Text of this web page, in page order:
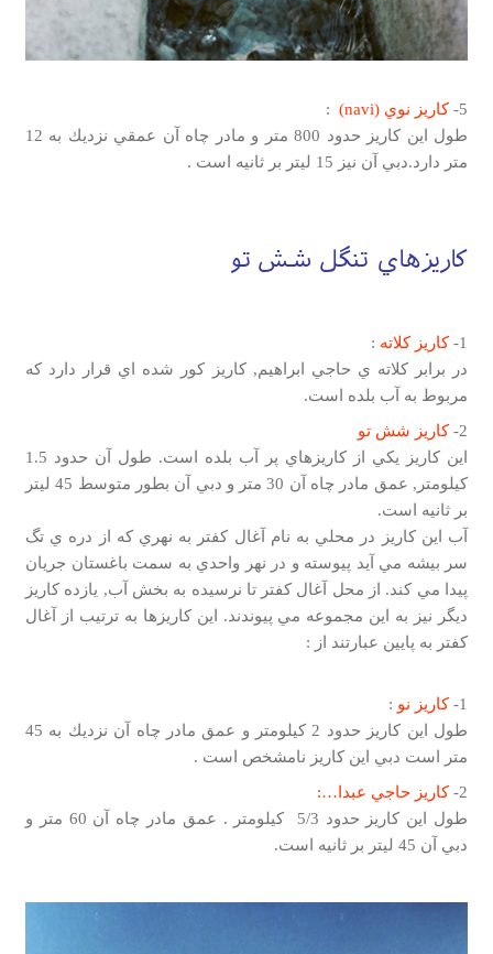
5- كاريز نوي (navi)
:
طول اين كاريز حدود 800 متر و مادر چاه آن عمقي نزديك به 12
متر دارد.دبي آن نيز 15 ليتر بر ثانيه است .
كاريزهاي تنگل شش تو
1- كاريز كلاته :
در برابر كلاته ي حاجي ابراهيم, كاريز كور شده اي قرار دارد كه
مربوط به آب بلده است.
2-
كاريز شش تو
اين كاريز يكي از كاريزهاي پر آب بلده است. طول آن حدود 1.5
كيلومتر, عمق مادر چاه آن 30 متر و دبي آن بطور متوسط 45 ليتر
بر ثانيه است.
آب اين كاريز در محلي به نام آغال كفتر به نهري كه از دره ي تگ
سر بيشه مي آيد پيوسته و در نهر واحدي به سمت باغستان جريان
پيدا مي كند. از محل آغال كفتر تا نرسيده به بخش آب, يازده كاريز
ديگر نيز به اين مجموعه مي پيوندند. اين كاريزها به ترتيب از آغال
كفتر به پايين عبارتند از :
1- كاريز نو :
طول اين كاريز حدود 2 كيلومتر و عمق مادر چاه آن نزديك به 45
متر است دبي اين كاريز نامشخص است .
2-
كاريز حاجي عبدا…:
طول اين كاريز حدود 5/3 كيلومتر . عمق مادر چاه آن 60 متر و
دبي آن 45 ليتر بر ثانيه است.